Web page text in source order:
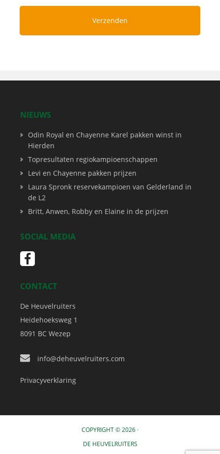
NIEUWS
Odin Royal en Chayenne Karel pakken winst in
Hierden
Topresultaten regiokampioenschappen
Levi en Chayenne pakken prijzen
Laura Spronk reservekampioen van Gelderland in
de L2
Britt, Anwen, Robby en Elaine in de prijzen
SOCIAL MEDIA
CONTACT
De Heuvelruiters
Heidehoeksweg 1
8091 BC Wezep
info@deheuvelruiters.com
Privacyverklaring
COPYRIGHT © 2026 ·
DE HEUVELRUITERS